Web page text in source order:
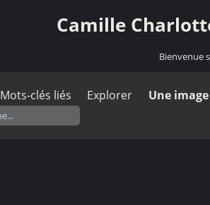
Camille
Bienvenue
Mots-clés liés Explorer Une